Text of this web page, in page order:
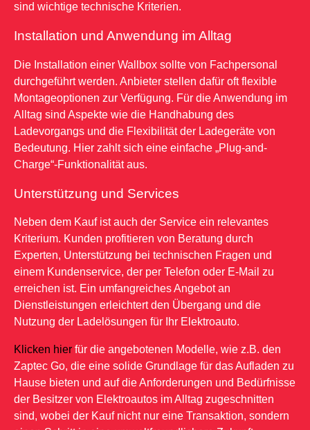
sind wichtige technische Kriterien.
Installation und Anwendung im Alltag
Die Installation einer Wallbox sollte von Fachpersonal
durchgeführt werden. Anbieter stellen dafür oft flexible
Montageoptionen zur Verfügung. Für die Anwendung im
Alltag sind Aspekte wie die Handhabung des
Ladevorgangs und die Flexibilität der Ladegeräte von
Bedeutung. Hier zahlt sich eine einfache „Plug-and-
Charge“-Funktionalität aus.
Unterstützung und Services
Neben dem Kauf ist auch der Service ein relevantes
Kriterium. Kunden profitieren von Beratung durch
Experten, Unterstützung bei technischen Fragen und
einem Kundenservice, der per Telefon oder E-Mail zu
erreichen ist. Ein umfangreiches Angebot an
Dienstleistungen erleichtert den Übergang und die
Nutzung der Ladelösungen für Ihr Elektroauto.
Klicken hier für die angebotenen Modelle, wie z.B. den
Zaptec Go, die eine solide Grundlage für das Aufladen zu
Hause bieten und auf die Anforderungen und Bedürfnisse
der Besitzer von Elektroautos im Alltag zugeschnitten
sind, wobei der Kauf nicht nur eine Transaktion, sondern